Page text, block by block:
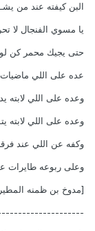
البن كيفته عند من
يا مسوي الفنجال لا
حتى يجيك محمر كن
عده على اللي ماضيات
وعده على اللي لابته
وعده على اللي لابته
وكفه عن اللي عند
وعلى ربوعه طايرات
[مدوخ بن ظمنه